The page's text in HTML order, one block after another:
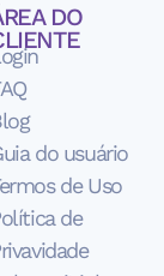
DO
do usuário
de Uso
de